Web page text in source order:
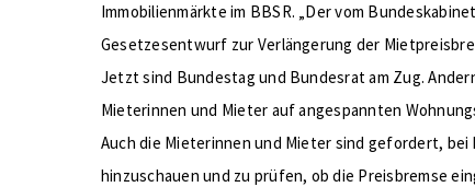
Immobilienmärkte im BBSR. „Der vom
Gesetzesentwurf zur Verlängerung der
Jetzt sind Bundestag und Bundesrat am Zug.
Mieterinnen und Mieter auf angespannten
Auch die Mieterinnen und Mieter sind gefordert, bei
hinzuschauen und zu prüfen, ob die Preisbremse